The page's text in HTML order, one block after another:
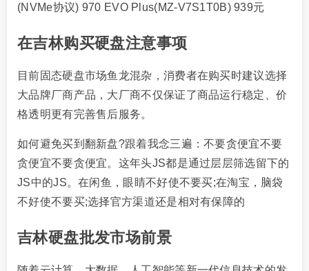
(NVMe协议) 970 EVO Plus(MZ-V7S1T0B) 939元
在吉林购买硬盘注意事项
目前固态硬盘市场鱼龙混杂，消费者在购买时建议选择
大品牌厂商产品，大厂商不仅保证了商品运行稳定、价
格透明更有完善售后服务。
如何避免买到翻新盘?跟着我念三遍：不要贪便宜不要
贪便宜不要贪便宜。这年头JS都是通过层层筛选留下的
JS中的JS。在闲鱼，眼睛不好使不要买;在淘宝，脑袋
不好使不要买;选择官方渠道还是相对有保障的
吉林硬盘批发市场前景